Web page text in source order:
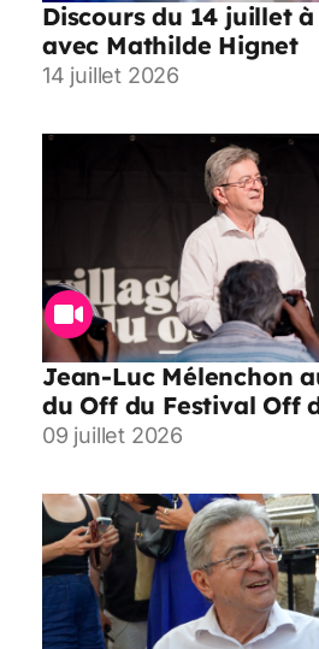
Discours du 14 juillet
avec Mathilde Hignet
14 juillet 2026
Jean-Luc Mélenchon
du Off du Festival Off
09 juillet 2026